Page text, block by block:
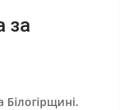
за